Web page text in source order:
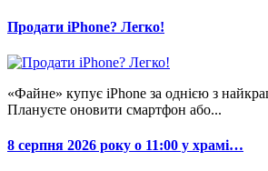
Продати iPhone? Легко!
«Файне» купує iPhone за однією з
Плануєте оновити смартфон або...
8 серпня 2026 року о 11:00 у храмі…